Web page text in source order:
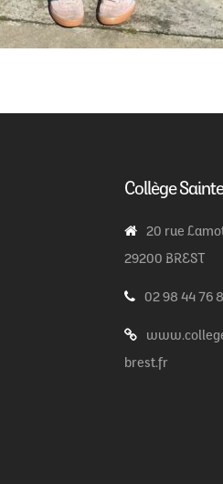
Collège
20 rue
29200 BREST
02 98 44 76
brest.fr